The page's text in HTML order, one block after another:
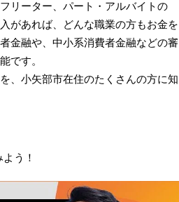
リーター、パート・アルバイトの
があれば、どんな職業の方もお金を
金融や、中小系消費者金融などの審
です。
、小矢部市在住のたくさんの方に知
う！